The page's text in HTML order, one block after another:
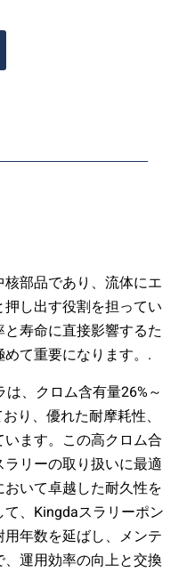
部品であり、流体にエ
し出す役割を担ってい
寿命に直接影響するた
て重要になります。.
、クロム含有量26%～
り、優れた耐摩耗性、
ます。この高クロム合
リーの取り扱いに最適
いて卓越した耐久性を
、Kingdaスラリーポン
年数を延ばし、メンテ
運用効率の向上と交換